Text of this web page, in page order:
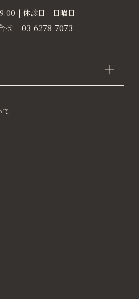
| 休診日 日曜日
せ 03-6278-7073
て
＋
ム（HIFU）
）
SUPERB）
（RF高周波治療）
Eyes
（HIFU）
ードルRF）